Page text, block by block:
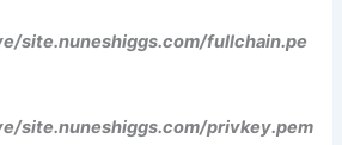
site.nuneshiggs.com/fullchain.pe
site.nuneshiggs.com/privkey.pem